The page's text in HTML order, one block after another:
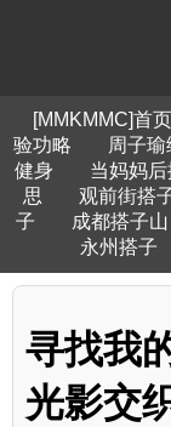
[MMKMMC]首页
验功略
周子
健身
当妈妈后
思
观前街搭
子
成都搭子山
永州搭子
寻找我
光影交